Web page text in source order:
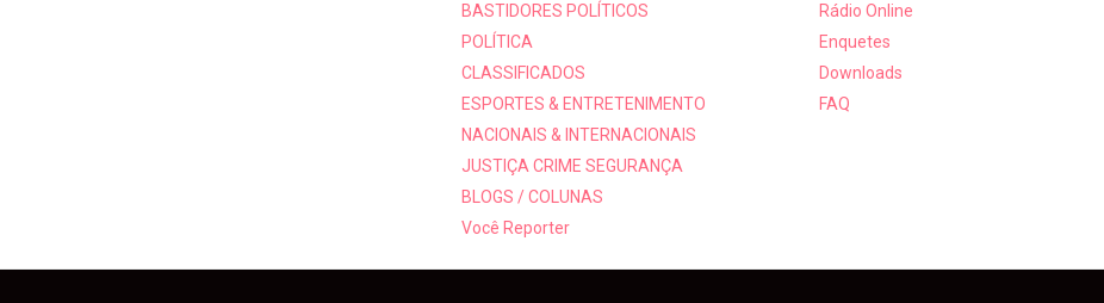
BASTIDORES POLÍTICOS
POLÍTICA
CLASSIFICADOS
ESPORTES & ENTRETENIMENTO
NACIONAIS & INTERNACIONAIS
JUSTIÇA CRIME SEGURANÇA
BLOGS / COLUNAS
Você Reporter
Rádio Online
Enquetes
Downloads
FAQ